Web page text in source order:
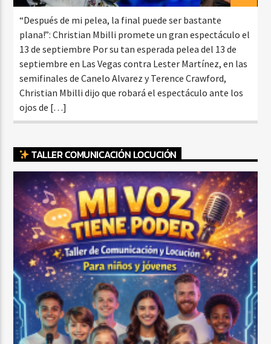
“Después de mi pelea, la final puede ser bastante
plana!”: Christian Mbilli promete un gran espectáculo el
13 de septiembre Por su tan esperada pelea del 13 de
septiembre en Las Vegas contra Lester Martínez, en las
semifinales de Canelo Alvarez y Terence Crawford,
Christian Mbilli dijo que robará el espectáculo ante los
ojos de […]
TALLER COMUNICACIÓN LOCUCIÓN